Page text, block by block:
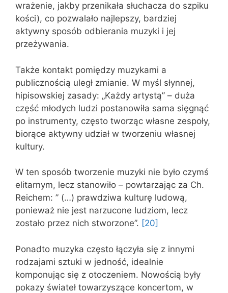
wrażenie, jakby przenikała słuchacza do szpiku
kości), co pozwalało najlepszy, bardziej
aktywny sposób odbierania muzyki i jej
przeżywania.
Także kontakt pomiędzy muzykami a
publicznością uległ zmianie. W myśl słynnej,
hipisowskiej zasady: „Każdy artystą” – duża
część młodych ludzi postanowiła sama sięgnąć
po instrumenty, często tworząc własne zespoły,
biorące aktywny udział w tworzeniu własnej
kultury.
W ten sposób tworzenie muzyki nie było czymś
elitarnym, lecz stanowiło – powtarzając za Ch.
Reichem: ” (…) prawdziwa kulturę ludową,
ponieważ nie jest narzucone ludziom, lecz
zostało przez nich stworzone”. [20]
Ponadto muzyka często łączyła się z innymi
rodzajami sztuki w jedność, idealnie
komponując się z otoczeniem. Nowością były
pokazy świateł towarzyszące koncertom, w